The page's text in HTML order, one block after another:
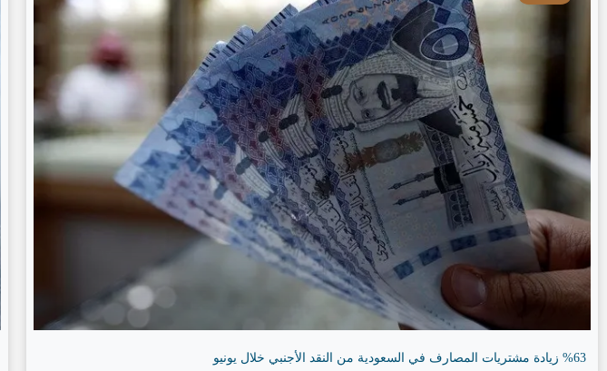
%63 زيادة مشتريات المصارف في السعودية من النقد الأجنبي خلال يونيو